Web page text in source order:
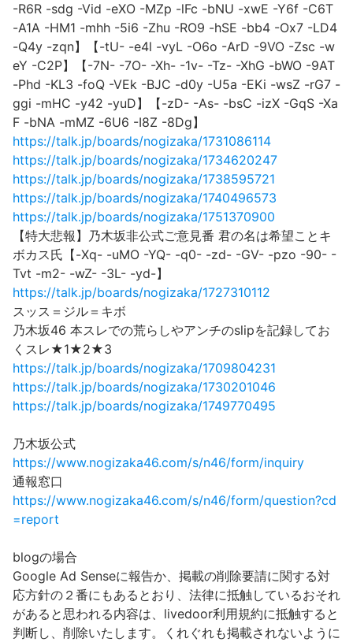
-R6R -sdg -Vid -eXO -MZp -lFc -bNU -xwE -Y6f -C6T
-A1A -HM1 -mhh -5i6 -Zhu -RO9 -hSE -bb4 -Ox7 -LD4
-Q4y -zqn】【-tU- -e4l -vyL -O6o -ArD -9VO -Zsc -w
eY -C2P】【-7N- -7O- -Xh- -1v- -Tz- -XhG -bWO -9AT
-Phd -KL3 -foQ -VEk -BJC -d0y -U5a -EKi -wsZ -rG7 -
ggi -mHC -y42 -yuD】【-zD- -As- -bsC -izX -GqS -Xa
F -bNA -mMZ -6U6 -I8Z -8Dg】
https://talk.jp/boards/nogizaka/1731086114
https://talk.jp/boards/nogizaka/1734620247
https://talk.jp/boards/nogizaka/1738595721
https://talk.jp/boards/nogizaka/1740496573
https://talk.jp/boards/nogizaka/1751370900
【特大悲報】乃木坂非公式ご意見番 君の名は希望ことキ
ボカス氏【-Xq- -uMO -YQ- -q0- -zd- -GV- -pzo -90- -
Tvt -m2- -wZ- -3L- -yd-】
https://talk.jp/boards/nogizaka/1727310112
スッス＝ジル＝キボ
乃木坂46 本スレでの荒らしやアンチのslipを記録してお
くスレ★1★2★3
https://talk.jp/boards/nogizaka/1709804231
https://talk.jp/boards/nogizaka/1730201046
https://talk.jp/boards/nogizaka/1749770495
乃木坂公式
https://www.nogizaka46.com/s/n46/form/inquiry
通報窓口
https://www.nogizaka46.com/s/n46/form/question?cd
=report
blogの場合
Google Ad Senseに報告か、掲載の削除要請に関する対
応方針の２番にもあるとおり、法律に抵触しているおそれ
があると思われる内容は、livedoor利用規約に抵触すると
判断し、削除いたします。くれぐれも掲載されないように